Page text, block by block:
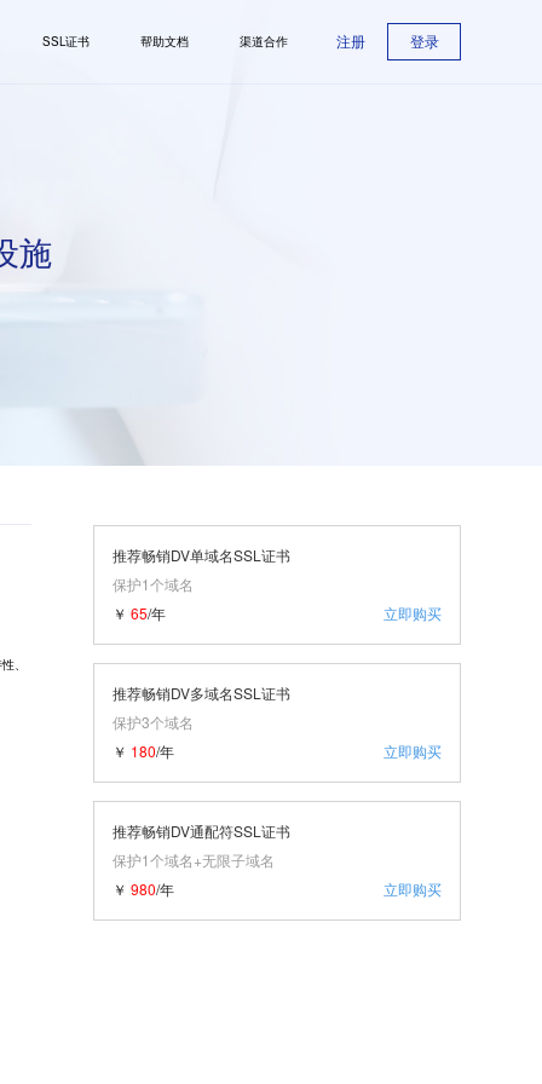
SSL证书 帮助文档 渠道合作 注册 登录
施
、
推荐畅销DV单域名SSL证书
保护1个域名
立即购买
￥ 65/年
推荐畅销DV多域名SSL证书
保护3个域名
立即购买
￥ 180/年
推荐畅销DV通配符SSL证书
保护1个域名+无限子域名
立即购买
￥ 980/年